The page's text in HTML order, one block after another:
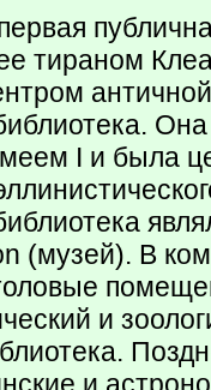
тираном
I и была
(музей). В
и